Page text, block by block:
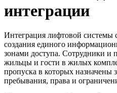
интеграции
Интеграция лифтовой системы
создания единого
зонами доступа. Сотрудники и
жильцы и гости в жилых
пропуска в которых назначены
пребывания, права и